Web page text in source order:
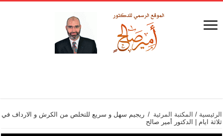
الرئيسية / المكتبة المرئية / ريجيم سهل و سريع للتخلص من الكرش و الارداف في
ثلاثة ايام | الدكتور أمير صالح